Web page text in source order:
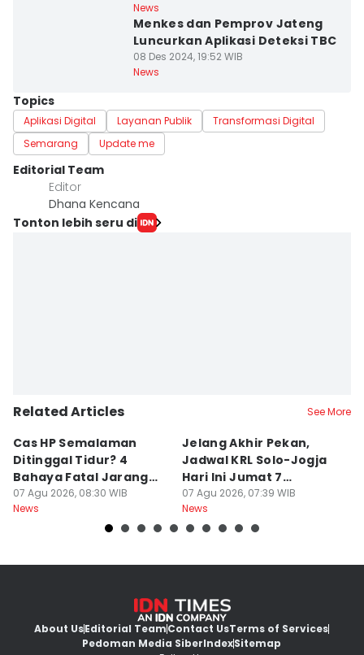
News
Menkes dan Pemprov Jateng
Luncurkan Aplikasi Deteksi TBC
08 Des 2024, 19:52 WIB
News
Topics
Aplikasi Digital Layanan Publik
Transformasi Digital
Semarang
Update me
Editorial Team
Editor
Dhana Kencana
Tonton lebih seru di
Related Articles See More
Cas HP Semalaman
Ditinggal Tidur? 4
Bahaya Fatal Jarang
Disadari Pekerja Kantor
07 Agu 2026, 08:30 WIB
News
Jelang Akhir Pekan,
Jadwal KRL Solo-Jogja
Hari Ini Jumat 7
Agustus, Lengkap!
07 Agu 2026, 07:39 WIB
News
About UsEditorial TeamContact UsTerms of Services
Pedoman Media SiberIndexSitemap